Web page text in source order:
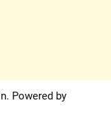
Powered by